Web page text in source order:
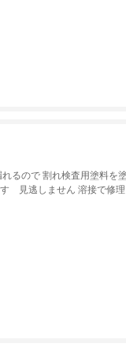
るので 割れ検査用塗料
す 見逃しません 溶接で